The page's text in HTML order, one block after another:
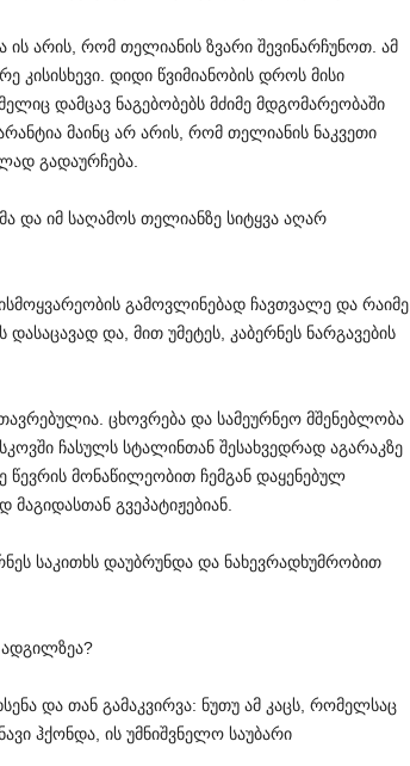
ის არის, რომ თელიანის ზვარი შევინარჩუნოთ. ამ
კისისხევი. დიდი წვიმიანობის დროს მისი
დამცავ ნაგებობებს მძიმე მდგომარეობაში
მაინც არ არის, რომ თელიანის ნაკვეთი
გადაურჩება.
და იმ საღამოს თელიანზე სიტყვა აღარ
გამოვლინებად ჩავთვალე და რაიმე
და, მით უმეტეს, კაბერნეს ნარგავების
ცხოვრება და სამეურნეო მშენებლობა
ჩასულს სტალინთან შესახვედრად აგარაკზე
წევრის მონაწილეობით ჩემგან დაყენებულ
გვეპატიჟებიან.
საკითხს დაუბრუნდა და ნახევრადხუმრობით
ადგილზეა?
და თან გამაკვირვა: ნუთუ ამ კაცს, რომელსაც
ჰქონდა, ის უმნიშვნელო საუბარი